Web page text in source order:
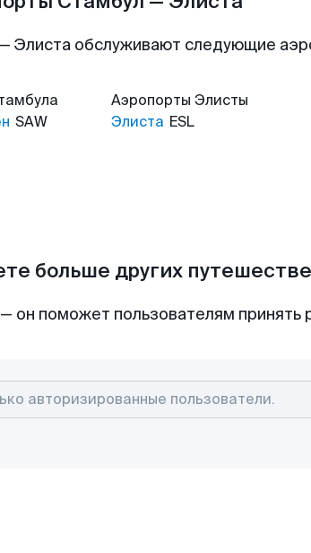
Элиста обслуживают следующие
SAW
Аэропорты Элисты
Элиста ESL
больше других
он поможет пользователям принять